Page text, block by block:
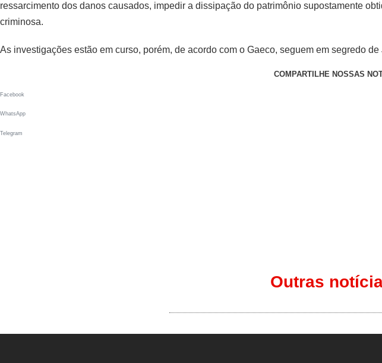
ressarcimento dos danos causados, impedir a dissipação do patrimônio supostamente
criminosa.
As investigações estão em curso, porém, de acordo com o Gaeco, seguem em segredo de
COMPARTILHE NOSSAS
Facebook
WhatsApp
Telegram
Outras